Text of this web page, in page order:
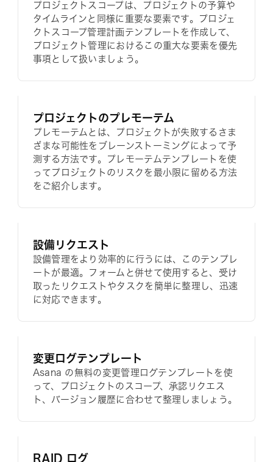
プロジェクトスコープは、プロジェクトの予算や
タイムラインと同様に重要な要素です。プロジェ
クトスコープ管理計画テンプレートを作成して、
プロジェクト管理におけるこの重大な要素を優先
事項として扱いましょう。
プロジェクトのプレモーテム
プレモーテムとは、プロジェクトが失敗するさま
ざまな可能性をブレーンストーミングによって予
測する方法です。プレモーテムテンプレートを使
ってプロジェクトのリスクを最小限に留める方法
をご紹介します。
設備リクエスト
設備管理をより効率的に行うには、このテンプレ
ートが最適。フォームと併せて使用すると、受け
取ったリクエストやタスクを簡単に整理し、迅速
に対応できます。
変更ログテンプレート
Asana の無料の変更管理ログテンプレートを使
って、プロジェクトのスコープ、承認リクエス
ト、バージョン履歴に合わせて整理しましょう。
RAID ログ